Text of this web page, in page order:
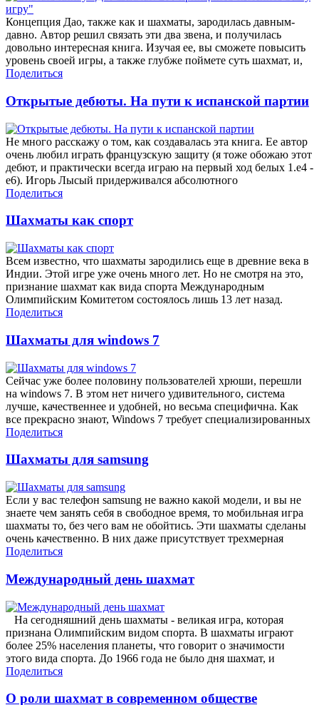
Концепция Дао, также как и шахматы, зародилась давным-
давно. Автор решил связать эти два звена, и получилась
довольно интересная книга. Изучая ее, вы сможете повысить
уровень своей игры, а также глубже поймете суть шахмат, и,
Поделиться
Открытые дебюты. На пути к испанской партии
Не много расскажу о том, как создавалась эта книга. Ее автор
очень любил играть французскую защиту (я тоже обожаю этот
дебют, и практически всегда играю на первый ход белых 1.e4 -
e6). Игорь Лысый придерживался абсолютного
Поделиться
Шахматы как спорт
Всем известно, что шахматы зародились еще в древние века в
Индии. Этой игре уже очень много лет. Но не смотря на это,
признание шахмат как вида спорта Международным
Олимпийским Комитетом состоялось лишь 13 лет назад.
Поделиться
Шахматы для windows 7
Сейчас уже более половину пользователей хрюши, перешли
на windows 7. В этом нет ничего удивительного, система
лучше, качественнее и удобней, но весьма специфична. Как
все прекрасно знают, Windows 7 требует специализированных
Поделиться
Шахматы для samsung
Если у вас телефон samsung не важно какой модели, и вы не
знаете чем занять себя в свободное время, то мобильная игра
шахматы то, без чего вам не обойтись. Эти шахматы сделаны
очень качественно. В них даже присутствует трехмерная
Поделиться
Международный день шахмат
На сегодняшний день шахматы - великая игра, которая
признана Олимпийским видом спорта. В шахматы играют
более 25% населения планеты, что говорит о значимости
этого вида спорта. До 1966 года не было дня шахмат, и
Поделиться
О роли шахмат в современном обществе